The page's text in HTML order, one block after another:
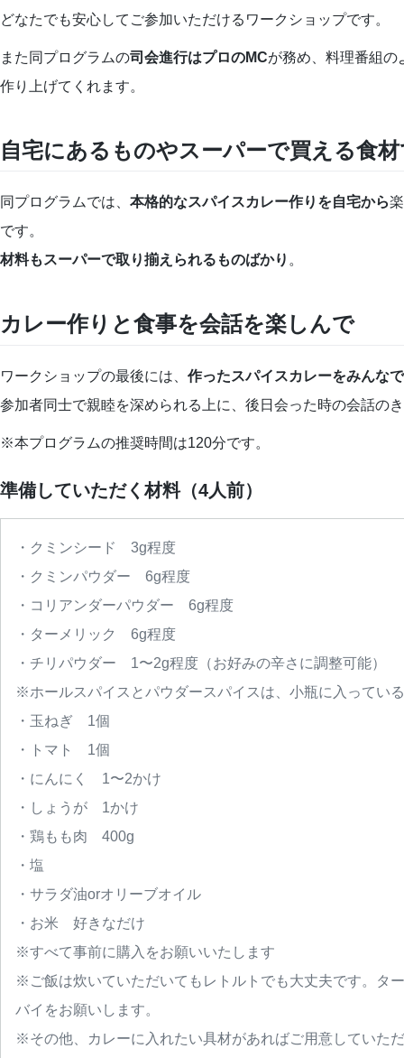
どなたでも安心してご参加いただけるワークショップです。
また同プログラムの司会進行はプロのMCが務め、料理番組の
作り上げてくれます。
自宅にあるものやスーパーで買える食
同プログラムでは、 本格的なスパイスカレー作りを自宅から
です。
材料もスーパーで取り揃えられるものばかり 。
カレー作りと食事を会話を楽しんで
ワークショップの最後には、 作ったスパイスカレーをみんな
参加者同士で親睦を深められる上に、後日会った時の会話の
※本プログラムの推奨時間は120分です。
準備していただく材料（4人前）
・クミンシード　3g程度
・クミンパウダー　6g程度
・コリアンダーパウダー　6g程度
・ターメリック　6g程度
・チリパウダー　1〜2g程度（お好みの辛さに調整可能）
※ホールスパイスとパウダースパイスは、小瓶に入ってい
・玉ねぎ　1個
・トマト　1個
・にんにく　1〜2かけ
・しょうが　1かけ
・鶏もも肉　400g
・塩
・サラダ油orオリーブオイル
・お米　好きなだけ
※すべて事前に購入をお願いいたします
※ご飯は炊いていただいてもレトルトでも大丈夫です。タ
バイをお願いします。
※その他、カレーに入れたい具材があればご用意していた